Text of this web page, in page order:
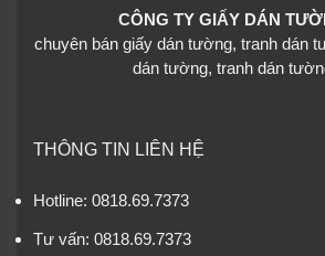
CÔNG TY GIẤY DÁN
chuyên bán giấy dán tường, tranh dán
dán tường, tranh dán
THÔNG TIN LIÊN HỆ
Hotline: 0818.69.7373
Tư vấn: 0818.69.7373